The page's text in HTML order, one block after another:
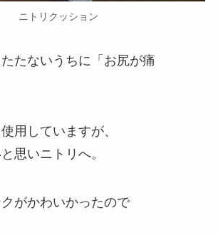
ニトリクッション
たないうちに 「お尻が痛
用していますが、
思いニトリ へ。
がかわいかったので